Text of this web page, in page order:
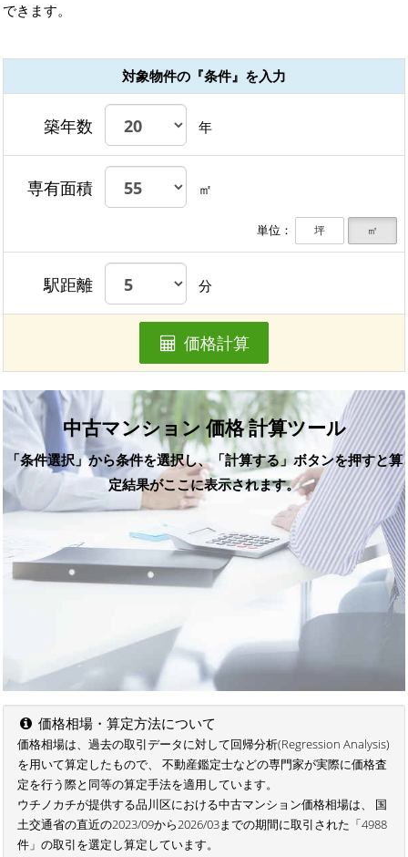
できます。
対象物件の『条件』を入力
築年数 年
専有面積 ㎡
単位： 坪 ㎡
駅距離 分
価格計算
中古マンション 価格 計算ツール
「条件選択」から条件を選択し、「計算する」ボタンを押すと算
定結果がここに表示されます。
価格相場・算定方法について
価格相場は、過去の取引データに対して回帰分析(Regression Analysis)
を用いて算定したもので、 不動産鑑定士などの専門家が実際に価格査
定を行う際と同等の算定手法を適用しています。
ウチノカチが提供する品川区における中古マンション価格相場は、 国
土交通省の直近の2023/09から2026/03までの期間に取引された「4988
件」の取引を選定し算定しています。